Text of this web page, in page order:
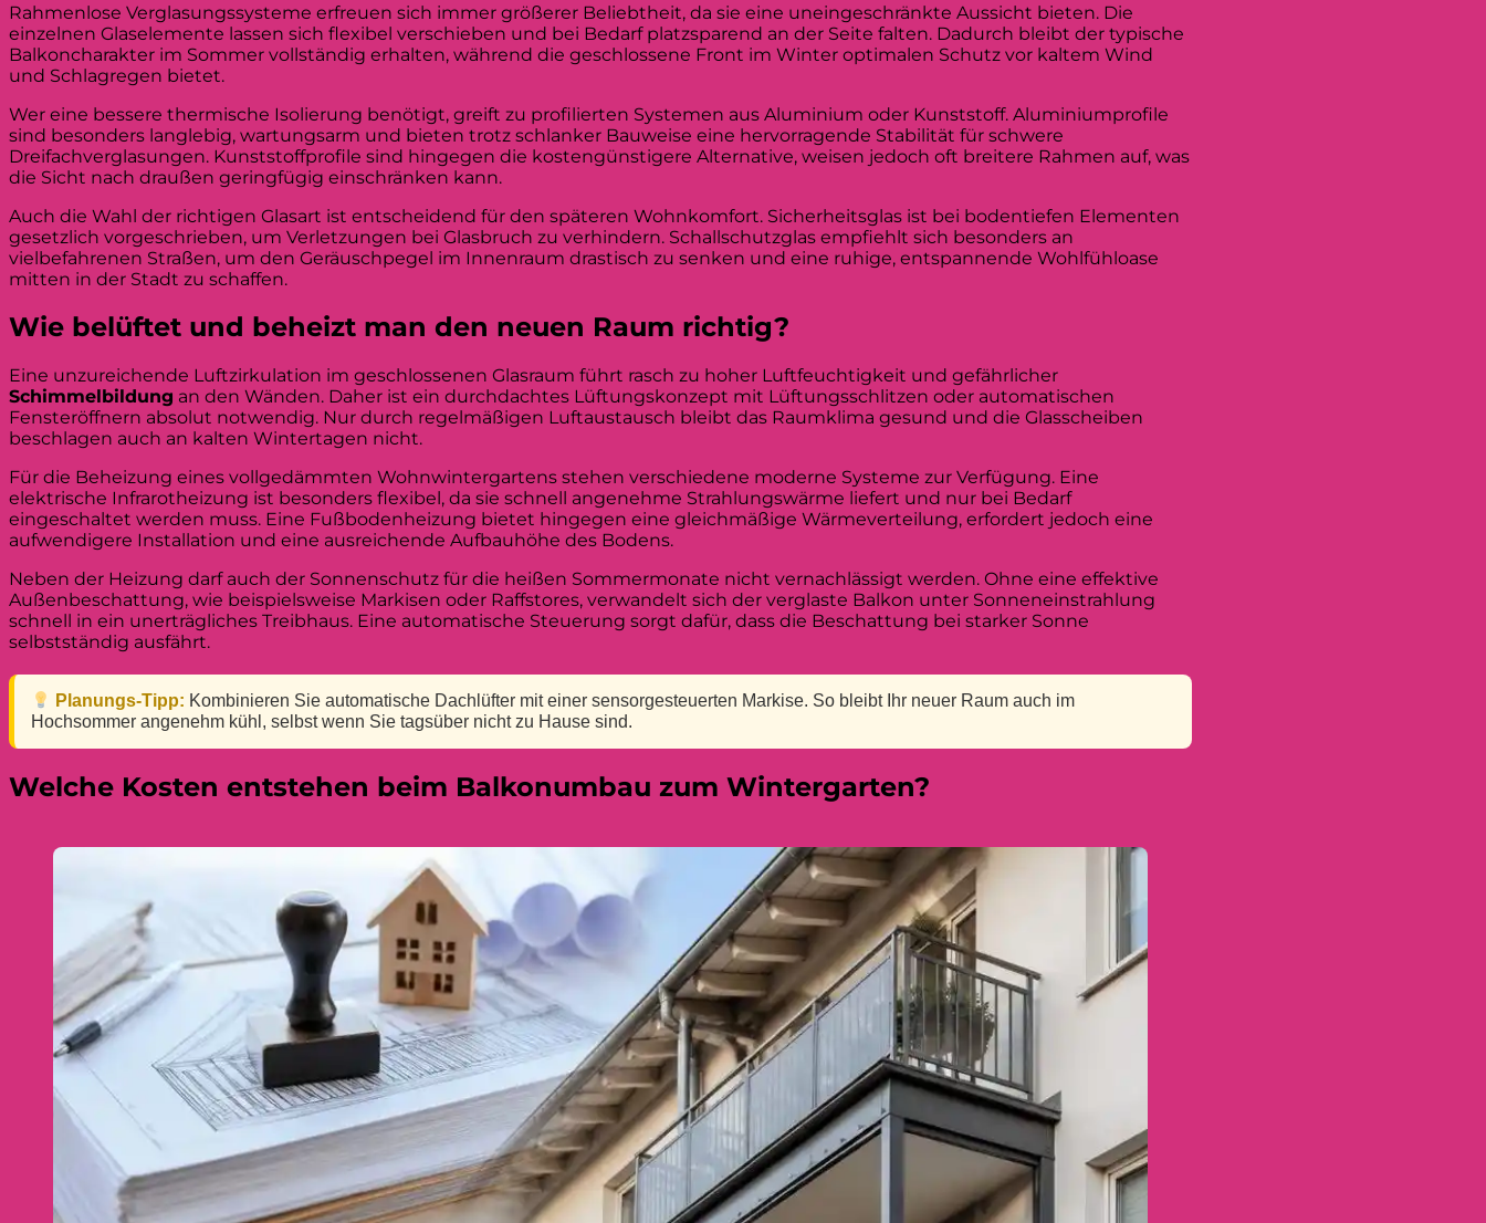
Rahmenlose Verglasungssysteme erfreuen sich immer größerer Beliebtheit, da sie eine uneingeschränkte Aussicht bieten. Die
einzelnen Glaselemente lassen sich flexibel verschieben und bei Bedarf platzsparend an der Seite falten. Dadurch bleibt der typische
Balkoncharakter im Sommer vollständig erhalten, während die geschlossene Front im Winter optimalen Schutz vor kaltem Wind
und Schlagregen bietet.
Wer eine bessere thermische Isolierung benötigt, greift zu profilierten Systemen aus Aluminium oder Kunststoff. Aluminiumprofile
sind besonders langlebig, wartungsarm und bieten trotz schlanker Bauweise eine hervorragende Stabilität für schwere
Dreifachverglasungen. Kunststoffprofile sind hingegen die kostengünstigere Alternative, weisen jedoch oft breitere Rahmen auf, was
die Sicht nach draußen geringfügig einschränken kann.
Auch die Wahl der richtigen Glasart ist entscheidend für den späteren Wohnkomfort. Sicherheitsglas ist bei bodentiefen Elementen
gesetzlich vorgeschrieben, um Verletzungen bei Glasbruch zu verhindern. Schallschutzglas empfiehlt sich besonders an
vielbefahrenen Straßen, um den Geräuschpegel im Innenraum drastisch zu senken und eine ruhige, entspannende Wohlfühloase
mitten in der Stadt zu schaffen.
Wie belüftet und beheizt man den neuen Raum richtig?
Eine unzureichende Luftzirkulation im geschlossenen Glasraum führt rasch zu hoher Luftfeuchtigkeit und gefährlicher
Schimmelbildung an den Wänden. Daher ist ein durchdachtes Lüftungskonzept mit Lüftungsschlitzen oder automatischen
Fensteröffnern absolut notwendig. Nur durch regelmäßigen Luftaustausch bleibt das Raumklima gesund und die Glasscheiben
beschlagen auch an kalten Wintertagen nicht.
Für die Beheizung eines vollgedämmten Wohnwintergartens stehen verschiedene moderne Systeme zur Verfügung. Eine
elektrische Infrarotheizung ist besonders flexibel, da sie schnell angenehme Strahlungswärme liefert und nur bei Bedarf
eingeschaltet werden muss. Eine Fußbodenheizung bietet hingegen eine gleichmäßige Wärmeverteilung, erfordert jedoch eine
aufwendigere Installation und eine ausreichende Aufbauhöhe des Bodens.
Neben der Heizung darf auch der Sonnenschutz für die heißen Sommermonate nicht vernachlässigt werden. Ohne eine effektive
Außenbeschattung, wie beispielsweise Markisen oder Raffstores, verwandelt sich der verglaste Balkon unter Sonneneinstrahlung
schnell in ein unerträgliches Treibhaus. Eine automatische Steuerung sorgt dafür, dass die Beschattung bei starker Sonne
selbstständig ausfährt.
Planungs-Tipp: Kombinieren Sie automatische Dachlüfter mit einer sensorgesteuerten Markise. So bleibt Ihr neuer Raum auch im
Hochsommer angenehm kühl, selbst wenn Sie tagsüber nicht zu Hause sind.
Welche Kosten entstehen beim Balkonumbau zum Wintergarten?